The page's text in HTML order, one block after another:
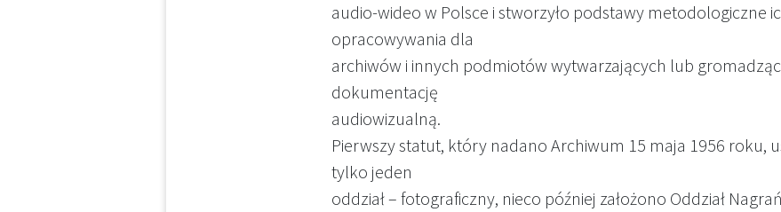
audio-wideo w Polsce i stworzyło podstawy metodologiczne
opracowywania dla
archiwów i innych podmiotów wytwarzających lub
dokumentację
audiowizualną.
Pierwszy statut, który nadano Archiwum 15 maja 1956 roku,
tylko jeden
oddział – fotograficzny, nieco później założono Oddział Nagrań